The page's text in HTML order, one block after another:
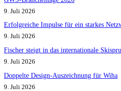
9. Juli 2026
Erfolgreiche Impulse für ein starkes
9. Juli 2026
Fischer steigt in das internationale
9. Juli 2026
Doppelte Design-Auszeichnung für Wiha
9. Juli 2026